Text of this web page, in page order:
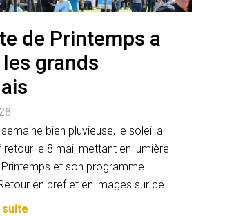
de Printemps a
grands
bien pluvieuse, le soleil a
retour le 8 mai, mettant en lumière
et son programme
en bref et en images sur ce...
suite